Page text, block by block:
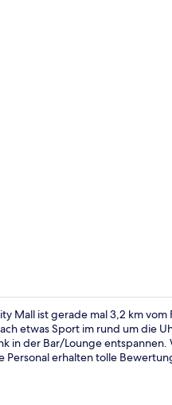
Mall ist gerade mal 3,2 km
etwas Sport im rund um die
in der Bar/Lounge
Personal erhalten tolle